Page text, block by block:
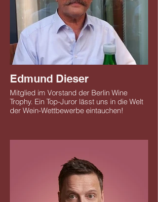
Edmund Dieser
Mitglied im Vorstand der Berlin Wine
Trophy. Ein Top-Juror lässt uns in die Welt
der Wein-Wettbewerbe eintauchen!